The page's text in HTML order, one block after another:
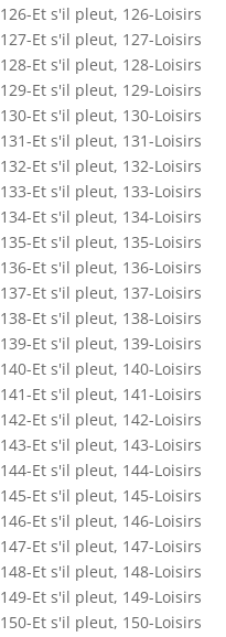
126-Et s'il pleut, 126-Loisirs
127-Et s'il pleut, 127-Loisirs
128-Et s'il pleut, 128-Loisirs
129-Et s'il pleut, 129-Loisirs
130-Et s'il pleut, 130-Loisirs
131-Et s'il pleut, 131-Loisirs
132-Et s'il pleut, 132-Loisirs
133-Et s'il pleut, 133-Loisirs
134-Et s'il pleut, 134-Loisirs
135-Et s'il pleut, 135-Loisirs
136-Et s'il pleut, 136-Loisirs
137-Et s'il pleut, 137-Loisirs
138-Et s'il pleut, 138-Loisirs
139-Et s'il pleut, 139-Loisirs
140-Et s'il pleut, 140-Loisirs
141-Et s'il pleut, 141-Loisirs
142-Et s'il pleut, 142-Loisirs
143-Et s'il pleut, 143-Loisirs
144-Et s'il pleut, 144-Loisirs
145-Et s'il pleut, 145-Loisirs
146-Et s'il pleut, 146-Loisirs
147-Et s'il pleut, 147-Loisirs
148-Et s'il pleut, 148-Loisirs
149-Et s'il pleut, 149-Loisirs
150-Et s'il pleut, 150-Loisirs